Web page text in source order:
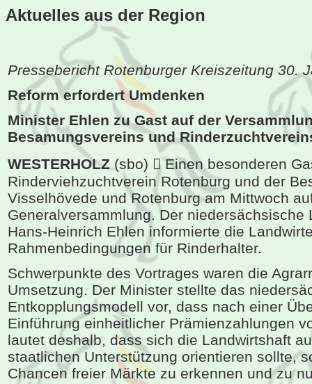
Aktuelles aus der Region
Pressebericht Rotenburger Kreiszeitung 30.
Reform erfordert Umdenken
Minister Ehlen zu Gast auf der
Besamungsvereins und
WESTERHOLZ(sbo)  Einen besonderen
Rinderviehzuchtverein Rotenburg und der
Visselhövede und Rotenburg am Mittwoch
Generalversammlung. Der niedersächsische
Hans-Heinrich Ehlen informierte die
Rahmenbedingungen für Rinderhalter.
Schwerpunkte des Vortrages waren die
Umsetzung. Der Minister stellte das
Entkopplungsmodell vor, dass nach einer
Einführung einheitlicher Prämienzahlungen
lautet deshalb, dass sich die Landwirtshaft
staatlichen Unterstützung orientieren sollte,
Chancen freier Märkte zu erkennen und zu